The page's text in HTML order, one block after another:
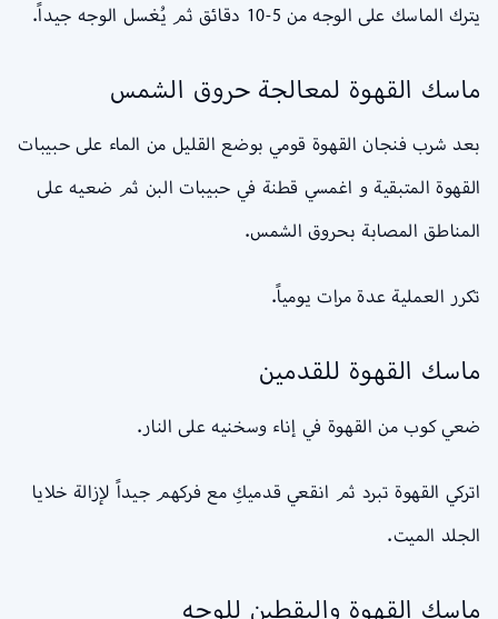
يترك الماسك على الوجه من 5-10 دقائق ثم يُغسل الوجه جيداً.
ماسك القهوة لمعالجة حروق الشمس
بعد شرب فنجان القهوة قومي بوضع القليل من الماء على حبيبات
القهوة المتبقية و اغمسي قطنة في حبيبات البن ثم ضعيه على
المناطق المصابة بحروق الشمس.
تكرر العملية عدة مرات يومياً.
ماسك القهوة للقدمين
ضعي كوب من القهوة في إناء وسخنيه على النار.
اتركي القهوة تبرد ثم انقعي قدميكِ مع فركهم جيداً لإزالة خلايا
الجلد الميت.
ماسك القهوة واليقطين للوجه